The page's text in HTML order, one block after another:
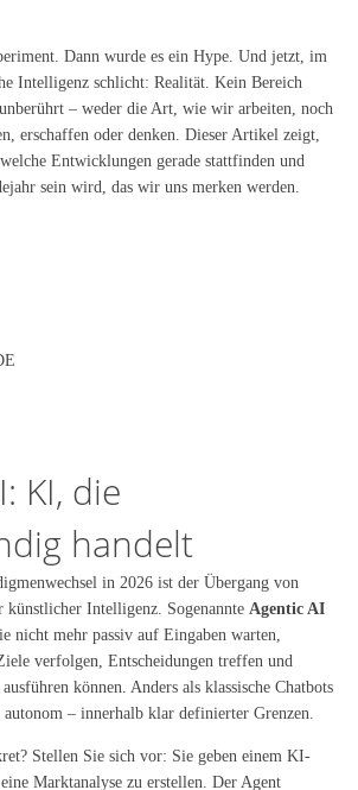
Dann wurde es ein Hype. Und jetzt, im
Intelligenz schlicht: Realität. Kein Bereich
– weder die Art, wie wir arbeiten, noch
erschaffen oder denken. Dieser Artikel zeigt,
Entwicklungen gerade stattfinden und
sein wird, das wir uns merken werden.
KI, die
handelt
in 2026 ist der Übergang von
Intelligenz. Sogenannte Agentic AI
nicht mehr passiv auf Eingaben warten,
verfolgen, Entscheidungen treffen und
können. Anders als klassische Chatbots
autonom – innerhalb klar definierter Grenzen.
Stellen Sie sich vor: Sie geben einem KI-
Marktanalyse zu erstellen. Der Agent